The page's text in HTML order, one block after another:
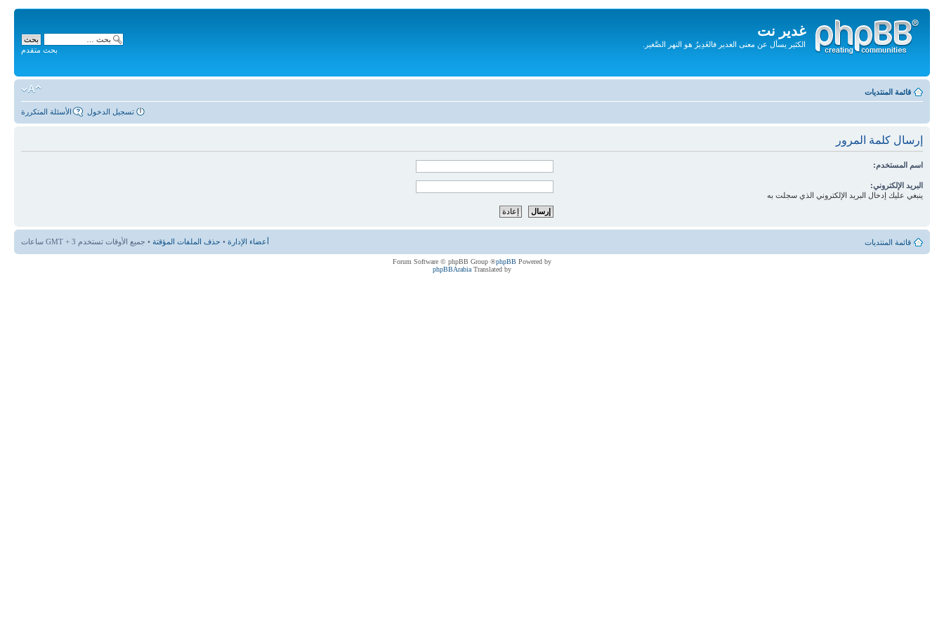
غدير نت
الكثير يسأل عن معنى الغدير فالغَدِيرُ هو النهر الصَّغير.
المحتويات
بحث متقدم
قائمة المنتديات
الأسئلة المتكررة تسجيل الدخول
إرسال كلمة المرور
اسم المستخدم:
البريد الإلكتروني:
ينبغي عليك إدخال البريد الإلكتروني الذي سجلت به
قائمة المنتديات أعضاء الإدارة • حذف الملفات المؤقتة • جميع الأوقات تستخدم GMT + 3 ساعات
Powered by
phpBB
® Forum Software © phpBB Group
Translated by
phpBBArabia